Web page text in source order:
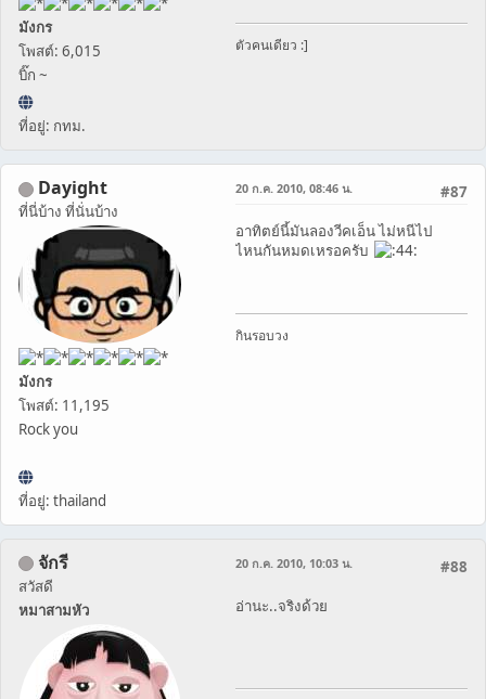
มังกร
โพสต์: 6,015
บิ๊ก ~
ที่อยู่: กทม.
ตัวคนเดียว :]
Dayight
ที่นี่บ้าง ที่นั่นบ้าง
มังกร
โพสต์: 11,195
Rock you
ที่อยู่: thailand
#87
20 ก.ค. 2010, 08:46 น.
อาทิตย์นี้มันลองวีคเอ็น ไม่หนีไป
ไหนกันหมดเหรอครับ
กินรอบวง
จักรี
สวัสดี
หมาสามหัว
#88
20 ก.ค. 2010, 10:03 น.
อ่านะ..จริงด้วย